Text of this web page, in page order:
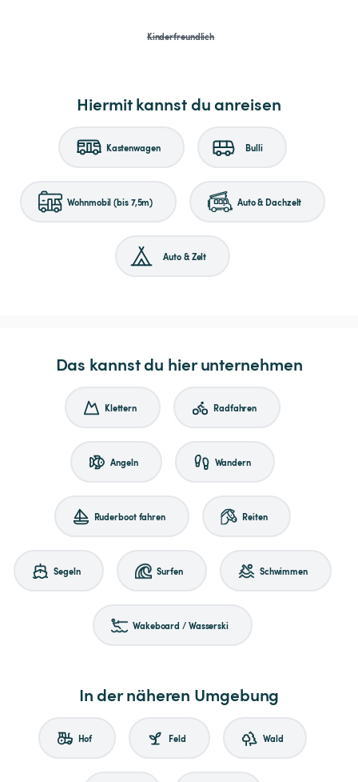
Kinderfreundlich
Hiermit kannst du anreisen
Kastenwagen Bulli
Wohnmobil (bis 7,5m) Auto & Dachzelt
Auto & Zelt
Das kannst du hier unternehmen
Klettern Radfahren
Angeln Wandern
Ruderboot fahren Reiten
Segeln Surfen Schwimmen
Wakeboard / Wasserski
In der näheren Umgebung
Hof Feld Wald